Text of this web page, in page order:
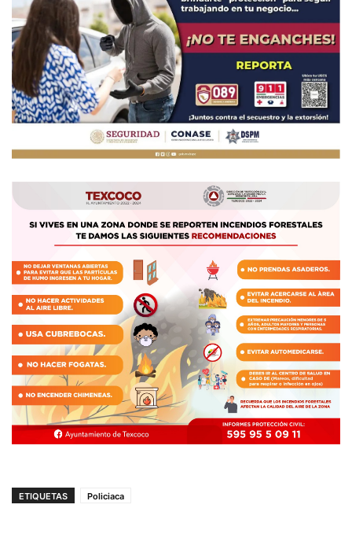
ETIQUETAS Policiaca